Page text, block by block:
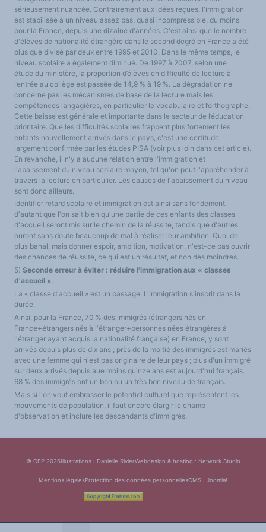
sérieusement nuancée. Contrairement aux idées reçues, l'immigration
est stabilisée à un niveau assez bas, quasi incompressible, du moins
pour la France, depuis une dizaine d'années. C'est ainsi que le nombre
d'élèves de nationalité étrangère dans le second degré en France a été
plus que divisé par deux entre 1995 et 2010. Dans le même temps, le
niveau scolaire a également diminué. De 1997 à 2007, selon une
étude du ministère , la proportion d’élèves en difficulté de lecture à
l’entrée au collège est passée de 14,9 % à 19 %. La dégradation ne
concerne pas les mécanismes de base de la lecture mais les
compétences langagières, en particulier le vocabulaire et l’orthographe.
Cette baisse est générale et importante dans le secteur de l’éducation
prioritaire. Que les difficultés scolaires frappent plus fortement les
enfants nouvellement arrivés dans le pays, c'est une certitude
largement confirmée par les études PISA (voir plus loin dans cet article).
En revanche, il n'y a aucune relation entre l'immigration et
l'abaissement du niveau scolaire moyen, tel qu'on peut l'appréhender à
travers la lecture en particulier. Les causes de l'abaissement du niveau
sont donc ailleurs.
Identifier retard scolaire et immigration est ainsi sans fondement,
d'autant que l'on sait bien qu'une partie de ces enfants des classes
d'accueil seront mis sur le chemin de la réussite, tandis que d'autres
auront sans doute beaucoup de mal à réaliser leur ambition. Quoi de
plus banal, mais donner espoir, ambition, motivation, n'est-ce pas ouvrir
des chances de réussite, ce qui est un résultat, et non des moindres.
5) Seconde erreur à éviter : réduire l'immigration aux « classes
d'accueil ».
La « classe d'accueil » est un passage. L'immigration s'inscrit dans la
durée.
Ainsi, pour la France, 70 % des immigrés (étrangers nés en
France+étrangers nés à l'étranger+personnes nées étrangères à
l'étranger ayant acquis la nationalité française) en France, y sont
arrivés depuis plus de dix ans ; près de la moitié des immigrés est mariés
avec une femme qui n'est pas originaire de leur pays ; plus d'un immigré
sur deux arrivés depuis aue moins quinze ans est aujourd'hui français.
68 % des immigrés ont un bon ou un très bon niveau de français.
Mais si l'on veut embrasser le potentiel culturel que représentent les
mouvements de population, il faut encore élargir le champ
d'observation et inclure les descendants d'immigrés.
© OEP 2026Illustrations : Danielle RivierWebdesign & hosting : Network Studio
Mentions légalesProtection des données personnellesCMS : Joomla!